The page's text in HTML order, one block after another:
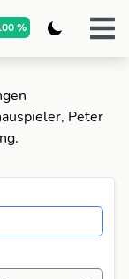
%
Peter